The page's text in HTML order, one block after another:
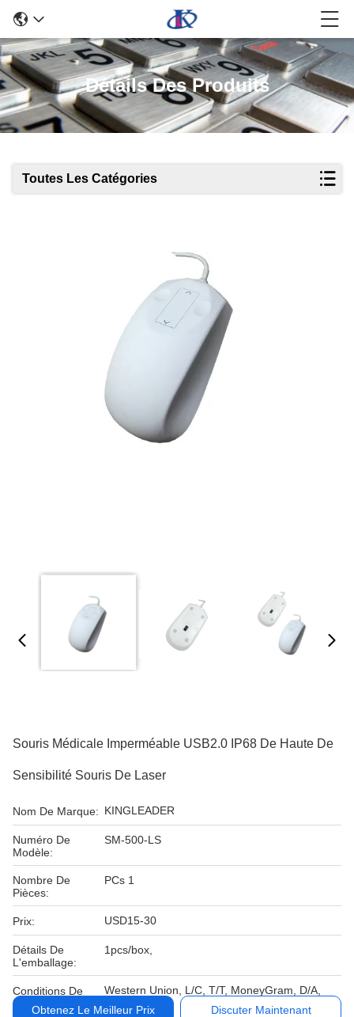
Détails Des Produits
Toutes Les Catégories
Souris Médicale Imperméable USB2.0 IP68 De Haute De
Sensibilité Souris De Laser
Nom De Marque: KINGLEADER
Numéro De
Modèle:
SM-500-LS
Nombre De
Pièces:
PCs 1
Prix: USD15-30
Détails De
L'emballage:
1pcs/box,
Conditions De
Paiement:
Western Union, L/C, T/T, MoneyGram, D/A,
Obtenez Le Meilleur Prix Discuter Maintenant